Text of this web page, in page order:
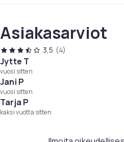
Väri: harmaa
Tuotenro
d0407679-0d3d-4fcb-8aac-
Tuoteturvallisuustiedot
Asiakasarviot
3,5 (4)
Jytte T
vuosi sitten
Jani P
vuosi sitten
Tarja P
kaksi vuotta sitten